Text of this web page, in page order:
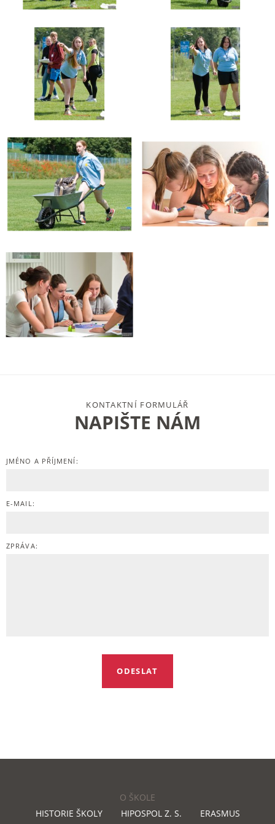
NAPIŠTE NÁM
KONTAKTNÍ FORMULÁŘ
JMÉNO A PŘÍJMENÍ:
E-MAIL:
ZPRÁVA:
O ŠKOLE
HISTORIE ŠKOLY
HIPOSPOL Z. S.
ERASMUS